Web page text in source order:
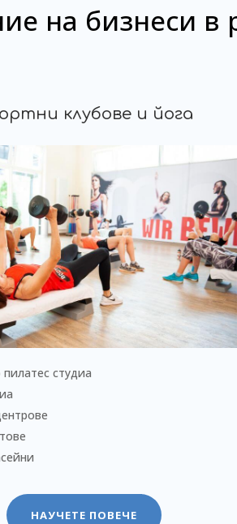
на бизнеси в
клубове и йога
студиа
НАУЧЕТЕ ПОВЕЧЕ